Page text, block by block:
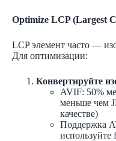
Optimize LCP (Largest
LCP элемент часто —
Для оптимизации:
Конвертируйте
AVIF: 50%
меньше чем
качестве)
Поддержка
используйте